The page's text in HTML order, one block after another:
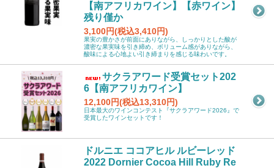
【南アフリカワイン】【赤ワイン】
残り僅か
3,100円(税込3,410円)
果実の豊かさが前面にありながら、しっかりとした酸が
濃密な果実味を引き締め、ボリューム感がありながら、
酸味による心地よい引き締まりを感じる味わいです。
サクラアワード受賞セット202
6【南アフリカワイン】
12,100円(税込13,310円)
日本最大のワインコンテスト『サクラアワード2026』で
受賞したワインセットです！
ドルニエ ココアヒル ルビーレッド
2022 Dornier Cocoa Hill Ruby Re